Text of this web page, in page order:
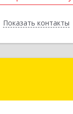
Показать контакты
Назад